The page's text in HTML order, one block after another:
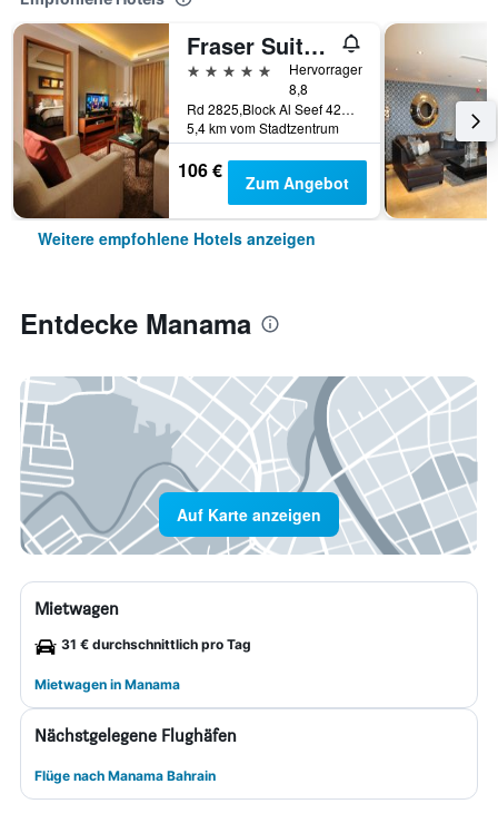
Fraser Suites Seef Bahrain
5 Sterne
Hervorragend
8,8
Rd 2825,Block Al Seef 428,Building 2109, Manama, Bahrein
5,4 km vom Stadtzentrum
106 € Zum Angebot
Weitere empfohlene Hotels anzeigen
Entdecke Manama
Auf Karte anzeigen
Mietwagen
31 € durchschnittlich pro Tag
Mietwagen in Manama
Nächstgelegene Flughäfen
Flüge nach Manama Bahrain